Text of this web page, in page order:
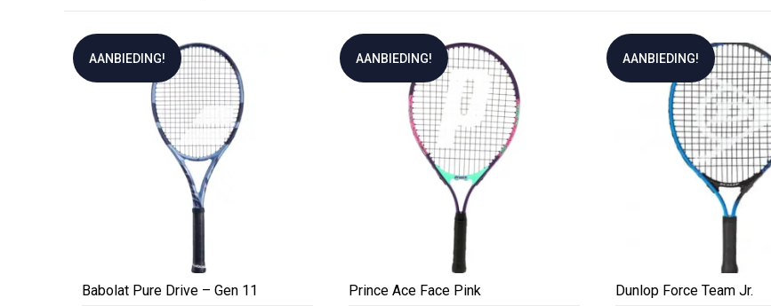
AANBIEDING!
Babolat Pure Drive – Gen 11
AANBIEDING!
Prince Ace Face Pink
AANBIEDING!
Dunlop Force Team Jr.